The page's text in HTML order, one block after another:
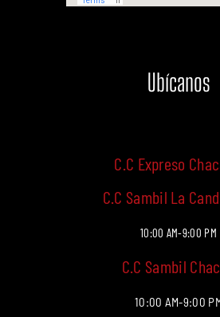
Ubícanos
C.C Expreso
C.C Sambil La
10:00 AM-9:00 PM
C.C Sambil
10:00 AM-9:00